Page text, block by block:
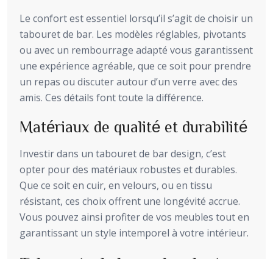
Le confort est essentiel lorsqu’il s’agit de choisir un
tabouret de bar. Les modèles réglables, pivotants
ou avec un rembourrage adapté vous garantissent
une expérience agréable, que ce soit pour prendre
un repas ou discuter autour d’un verre avec des
amis. Ces détails font toute la différence.
Matériaux de qualité et durabilité
Investir dans un tabouret de bar design, c’est
opter pour des matériaux robustes et durables.
Que ce soit en cuir, en velours, ou en tissu
résistant, ces choix offrent une longévité accrue.
Vous pouvez ainsi profiter de vos meubles tout en
garantissant un style intemporel à votre intérieur.